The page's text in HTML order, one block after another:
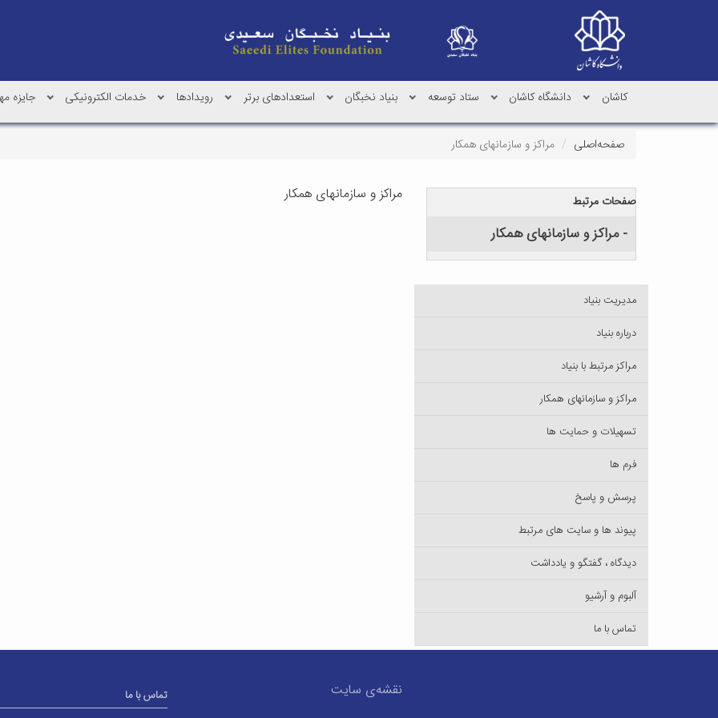
کاشان دانشگاه کاشان ستاد توسعه بنیاد نخبگان استعدادهای برتر رویدادها خدمات الکترونیکی جایزه
صفحه‌اصلی مراکز و سازمانهای همکار
مراکز و سازمانهای همکار صفحات مرتبط
- مراکز و سازمانهای همکار
مدیریت بنیاد
درباره بنیاد
مراکز مرتبط با بنیاد
مراکز و سازمانهای همکار
تسهیلات و حمایت ها
فرم ها
پرسش‌ و پاسخ
پیوند ها و سایت های مرتبط
دیدگاه ، گفتگو و یادداشت
آلبوم و آرشیو
تماس با ما
نقشه‌ی سایت تماس با ما